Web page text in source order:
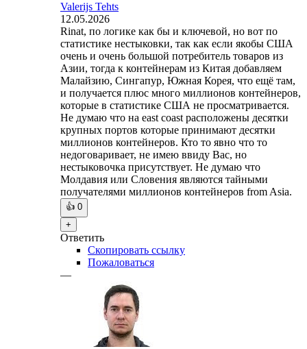
Valerijs Tehts
12.05.2026
Rinat, по логике как бы и ключевой, но вот по
статистике нестыковки, так как если якобы США
очень и очень большой потребитель товаров из
Азии, тогда к контейнерам из Китая добавляем
Малайзию, Сингапур, Южная Корея, что ещё там,
и получается плюс много миллионов контейнеров,
которые в статистике США не просматривается.
Не думаю что на east coast расположены десятки
крупных портов которые принимают десятки
миллионов контейнеров. Кто то явно что то
недоговаривает, не имею ввиду Вас, но
нестыковочка присутствует. Не думаю что
Молдавия или Словения являются тайными
получателями миллионов контейнеров from Asia.
👍 0
+
Ответить
Скопировать ссылку
Пожаловаться
—